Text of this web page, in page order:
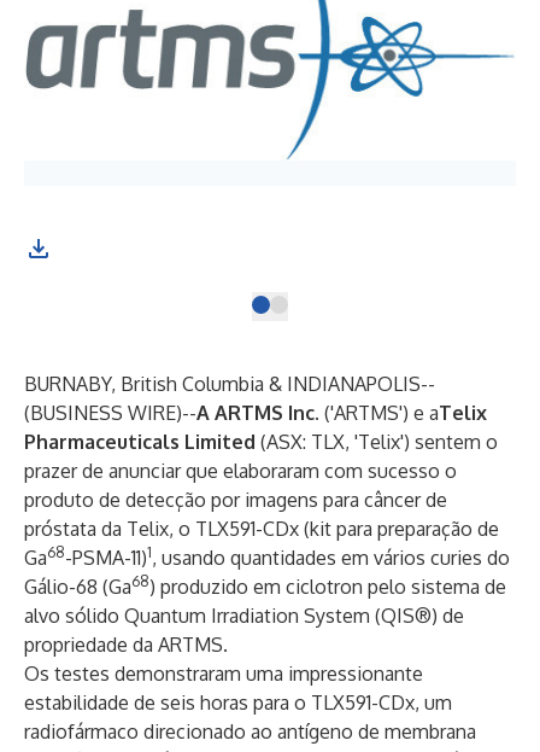
BURNABY, British Columbia & INDIANAPOLIS--
(BUSINESS WIRE)--A ARTMS Inc. ('ARTMS') e aTelix
Pharmaceuticals Limited (ASX: TLX, 'Telix') sentem o
prazer de anunciar que elaboraram com sucesso o
produto de detecção por imagens para câncer de
próstata da Telix, o TLX591-CDx (kit para preparação de
Ga68-PSMA-11)1, usando quantidades em vários curies do
Gálio-68 (Ga68) produzido em ciclotron pelo sistema de
alvo sólido Quantum Irradiation System (QIS®) de
propriedade da ARTMS.
Os testes demonstraram uma impressionante
estabilidade de seis horas para o TLX591-CDx, um
radiofármaco direcionado ao antígeno de membrana